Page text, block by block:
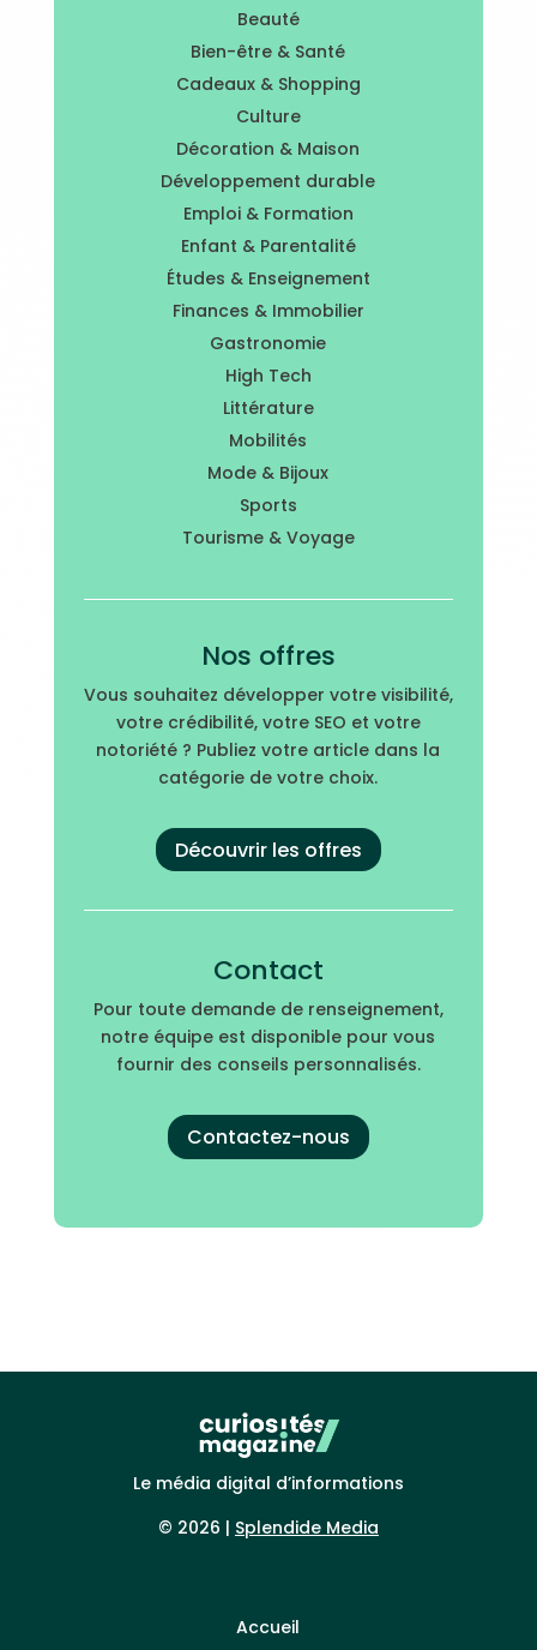
Beauté
Bien-être & Santé
Cadeaux & Shopping
Culture
Décoration & Maison
Développement durable
Emploi & Formation
Enfant & Parentalité
Études & Enseignement
Finances & Immobilier
Gastronomie
High Tech
Littérature
Mobilités
Mode & Bijoux
Sports
Tourisme & Voyage
Nos offres
Vous souhaitez développer votre visibilité,
votre crédibilité, votre SEO et votre
notoriété ? Publiez votre article dans la
catégorie de votre choix.
Découvrir les offres
Contact
Pour toute demande de renseignement,
notre équipe est disponible pour vous
fournir des conseils personnalisés.
Contactez-nous
Le média digital d’informations
© 2026 | Splendide Media
Accueil